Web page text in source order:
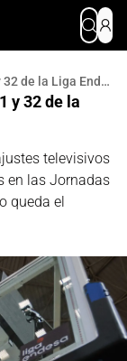
Cambios horarios en las Jornadas 31 y 32 de la Liga Endesa
y 32 de la
televisivos
en las Jornadas
queda el